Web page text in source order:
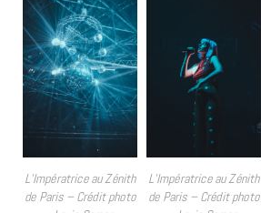
L’Impératrice au Zénith
de Paris – Crédit photo
L’Impératrice au Zénith
de Paris – Crédit photo